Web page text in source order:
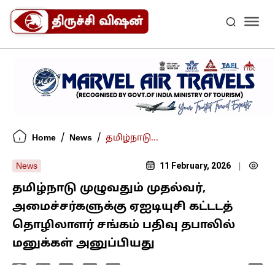
Home / News / தமிழ்நாடு...
News 11 February, 2026
தமிழ்நாடு முழுவதும் முதல்வர்,
அமைச்சர்களுக்கு ஏஐடியுசி கட்டடத்
தொழிலாளர் சங்கம் பதிவு தபாலில்
மனுக்கள் அனுப்பியது